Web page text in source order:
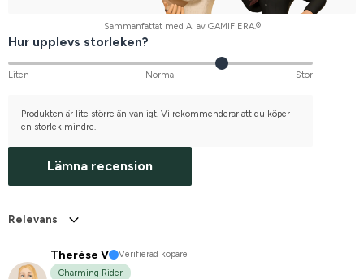
Sammanfattat med AI av GAMIFIERA.®
Hur upplevs storleken?
Liten Normal Stor
Produkten är lite större än vanligt. Vi rekommenderar att du köper
en storlek mindre.
Lämna recension
Relevans
Therése V
Verifierad köpare
Charming Rider